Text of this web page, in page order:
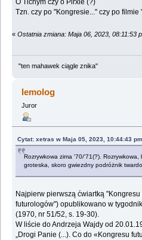
Tzn. czy po "Kongresie..." czy po filmie
« Ostatnia zmiana: Maja 06, 2023, 08:11:53
"ten mahawek ciągle znika"
lemolog
Juror
Cytat: xetras w Maja 05, 2023, 10:44:43 pm
Rozrywkowa zima '70/'71(?).
groteska, skoro gwiezdny podróżnik
Najpierw pierwszą ćwiartką
futurologów") opublikowano w
(1970, nr 51/52, s. 19-30).
W liście do Andrzeja Wajdy od
„Drogi Panie (...). Co do «Kongresu